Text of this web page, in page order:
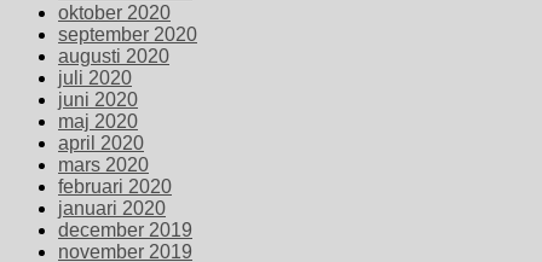
oktober 2020
september 2020
augusti 2020
juli 2020
juni 2020
maj 2020
april 2020
mars 2020
februari 2020
januari 2020
december 2019
november 2019